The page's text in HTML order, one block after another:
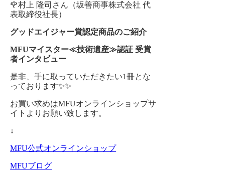
🌹村上 隆司さん（坂善商事株式会社 代
表取締役社長）
グッドエイジャー賞認定商品のご紹介
MFUマイスター≪技術遺産≫認証 受賞
者インタビュー
是非、手に取っていただきたい1冊とな
っております✨✨
お買い求めはMFUオンラインショップサ
イト よりお願い致します。
↓
MFU公式オンラインショップ
MFUブログ